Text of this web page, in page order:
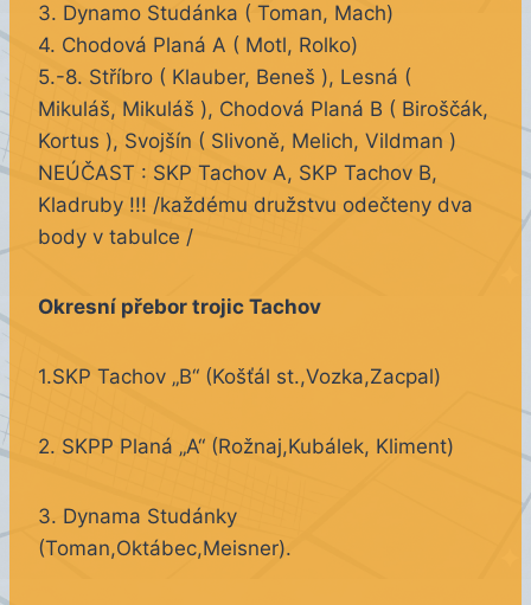
3. Dynamo Studánka ( Toman, Mach)
4. Chodová Planá A ( Motl, Rolko)
5.-8. Stříbro ( Klauber, Beneš ), Lesná (
Mikuláš, Mikuláš ), Chodová Planá B ( Biroščák,
Kortus ), Svojšín ( Slivoně, Melich, Vildman )
NEÚČAST : SKP Tachov A, SKP Tachov B,
Kladruby !!! /každému družstvu odečteny dva
body v tabulce /
Okresní přebor trojic Tachov
1.SKP Tachov „B“ (Košťál st.,Vozka,Zacpal)
2. SKPP Planá „A“ (Rožnaj,Kubálek, Kliment)
3. Dynama Studánky
(Toman,Oktábec,Meisner).